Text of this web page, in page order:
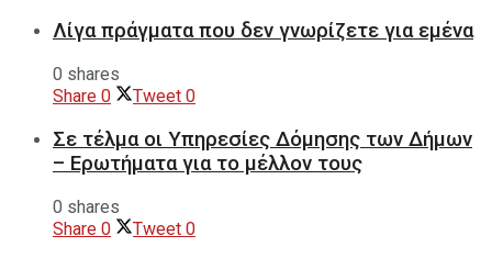
Λίγα πράγματα που δεν γνωρίζετε για εμένα
0 shares
Share 0 Tweet 0
Σε τέλμα οι Υπηρεσίες Δόμησης των Δήμων
– Ερωτήματα για το μέλλον τους
0 shares
Share 0 Tweet 0